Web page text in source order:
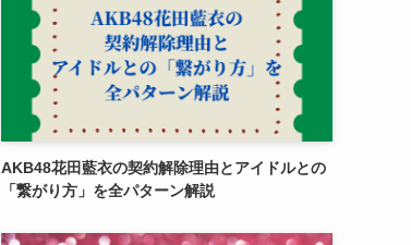
AKB48花田藍衣の契約解除理由とアイドルとの
「繋がり方」を全パターン解説